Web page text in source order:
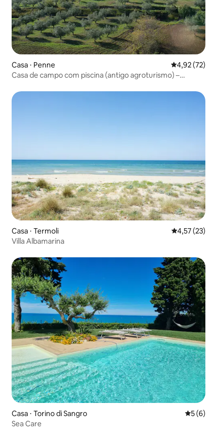
Casa ⋅ Penne 4,92 de uma
4,92 (72)
Casa de campo com piscina (antigo agroturismo) –
Casa ⋅ Termoli 4,57 de uma
4,57 (23)
Villa Albamarina
Casa ⋅ Torino di Sangro 5 de
5 (6)
Sea Care